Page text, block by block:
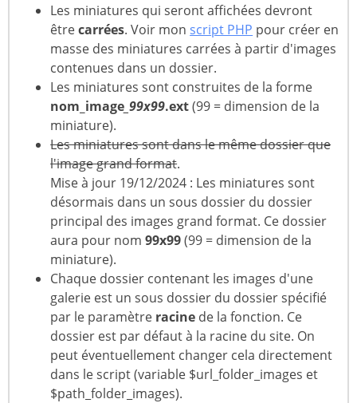
Les miniatures qui seront affichées devront
êtrecarrées. Voir monscript PHP pour créer en
masse des miniatures carrées à partir d'images
contenues dans un dossier.
Les miniatures sont construites de la forme
nom_image _99x99.ext(99 = dimension de la
miniature).
Les miniatures sont dans le même dossier que
l'image grand format.
Mise à jour 19/12/2024 : Les miniatures sont
désormais dans un sous dossier du dossier
principal des images grand format. Ce dossier
aura pour nom99x99(99 = dimension de la
miniature).
Chaque dossier contenant les images d'une
galerie est un sous dossier du dossier spécifié
par le paramètre racine de la fonction. Ce
dossier est par défaut à la racine du site. On
peut éventuellement changer cela directement
dans le script (variable $url_folder_images et
$path_folder_images).